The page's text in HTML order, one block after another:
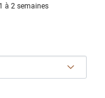
à 2 semaines